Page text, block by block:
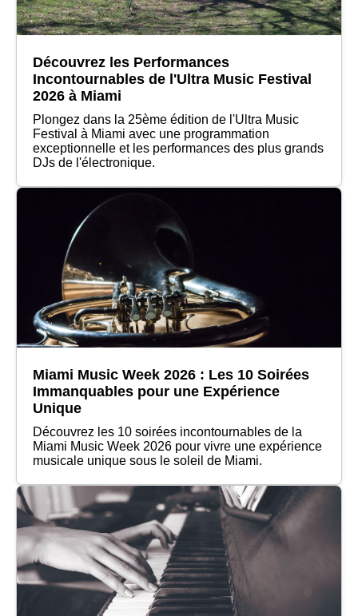
Découvrez les Performances
Incontournables de l'Ultra Music Festival
2026 à Miami
Plongez dans la 25ème édition de l'Ultra Music
Festival à Miami avec une programmation
exceptionnelle et les performances des plus grands
DJs de l'électronique.
Miami Music Week 2026 : Les 10 Soirées
Immanquables pour une Expérience
Unique
Découvrez les 10 soirées incontournables de la
Miami Music Week 2026 pour vivre une expérience
musicale unique sous le soleil de Miami.